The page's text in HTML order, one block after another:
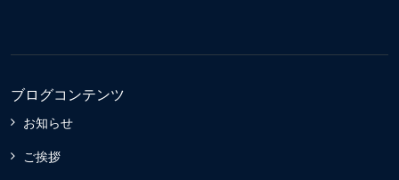
ブログコンテンツ
お知らせ
ご挨拶